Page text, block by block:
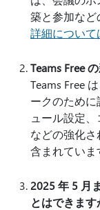
築と参加など
詳細につい
Teams Free
Teams Free
ークのため
ュール設定
などの強化
含まれていま
2025 年 5 月
とはできます